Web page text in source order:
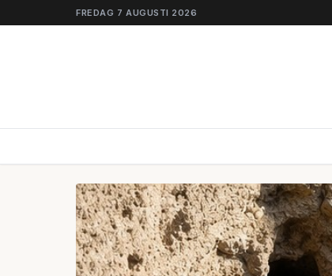
FREDAG 7 AUGUSTI 2026